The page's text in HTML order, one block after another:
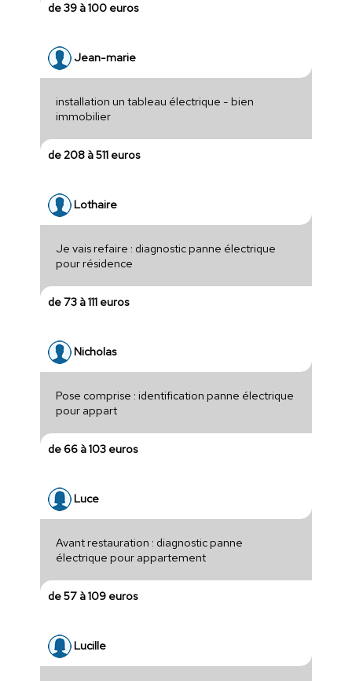
de 39 à 100 euros
Jean-marie
installation un tableau électrique - bien
immobilier
de 208 à 511 euros
Lothaire
Je vais refaire : diagnostic panne électrique
pour résidence
de 73 à 111 euros
Nicholas
Pose comprise : identification panne électrique
pour appart
de 66 à 103 euros
Luce
Avant restauration : diagnostic panne
électrique pour appartement
de 57 à 109 euros
Lucille